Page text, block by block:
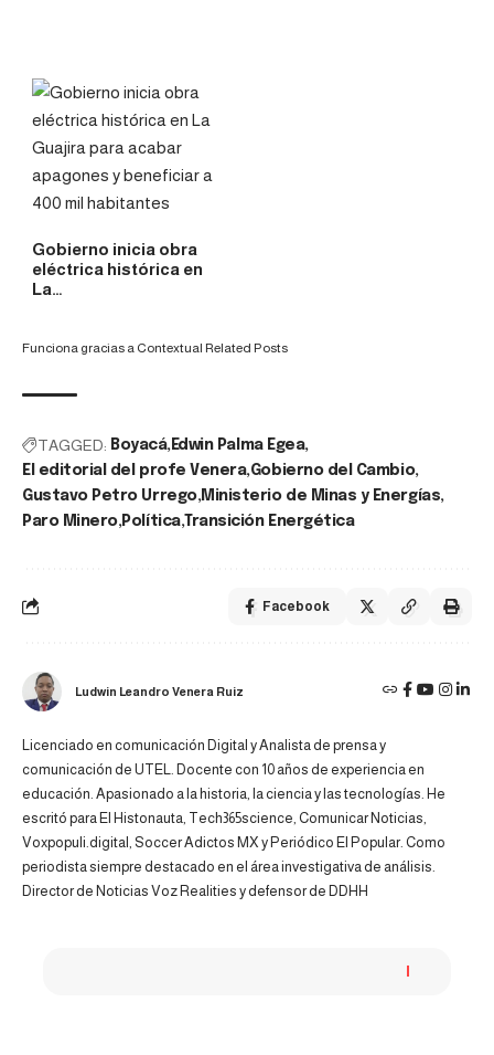
Gobierno inicia obra
eléctrica histórica en
La…
Funciona gracias a Contextual Related Posts
TAGGED: Boyacá Edwin Palma Egea
El editorial del profe Venera Gobierno del Cambio
Gustavo Petro Urrego Ministerio de Minas y Energías
Paro Minero Política Transición Energética
Facebook
Ludwin Leandro Venera Ruiz
Licenciado en comunicación Digital y Analista de prensa y
comunicación de UTEL. Docente con 10 años de experiencia en
educación. Apasionado a la historia, la ciencia y las tecnologías. He
escritó para El Histonauta, Tech365science, Comunicar Noticias,
Voxpopuli.digital, Soccer Adictos MX y Periódico El Popular. Como
periodista siempre destacado en el área investigativa de análisis.
Director de Noticias Voz Realities y defensor de DDHH